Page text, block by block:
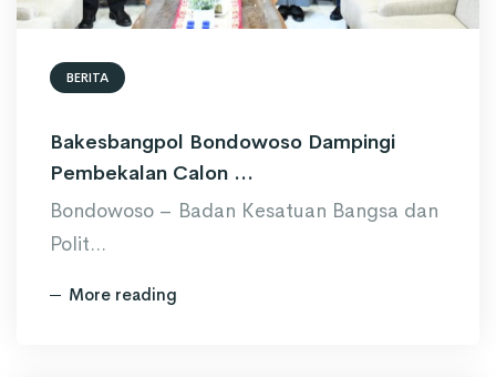
BERITA
Bakesbangpol Bondowoso Dampingi
Pembekalan Calon ...
Bondowoso – Badan Kesatuan Bangsa dan
Polit...
More reading